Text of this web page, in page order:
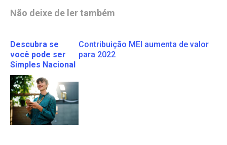
Não deixe de ler também
Descubra se
você pode ser
Simples Nacional
Contribuição MEI aumenta de valor
para 2022